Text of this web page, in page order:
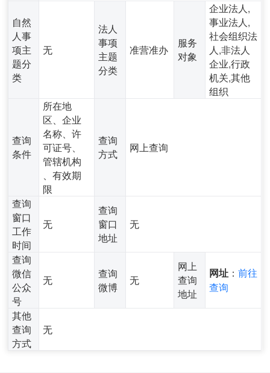
自然
人事
项主
题分
类
无
法人
事项
主题
分类
准营准办
服务
对象
企业法人,
事业法人,
社会组织法
人,非法人
企业,行政
机关,其他
组织
查询
条件
所在地
区、企业
名称、许
可证号、
管辖机构
、有效期
限
查询
方式
网上查询
查询
窗口
工作
时间
无
查询
窗口
地址
无
查询
微信
公众
号
无
查询
微博
无
网上
查询
地址
网址 ：前往
查询
其他
查询
方式
无